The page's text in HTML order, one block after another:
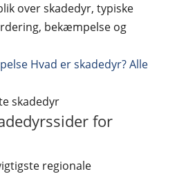
over skadedyr, typiske
bekæmpelse og
Hvad er skadedyr?Alle
skadedyr
for
regionale